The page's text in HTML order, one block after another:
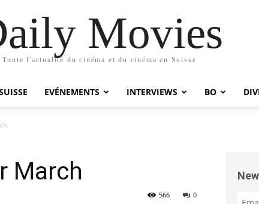
Movies
Toute l'actualité du cinéma et du cinéma en Suisse
EVÉNEMENTS INTERVIEWS BO
March
0
566